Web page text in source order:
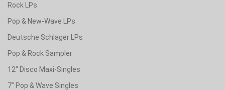
Rock LPs
Pop & New-Wave LPs
Deutsche Schlager LPs
Pop & Rock Sampler
12" Disco Maxi-Singles
7" Pop & Wave Singles